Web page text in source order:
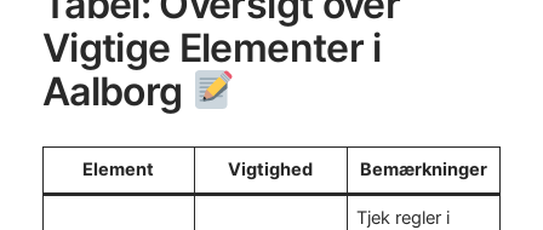
Vigtige Elementer i
Aalborg
Element Vigtighed Bemærkninger
Tjek regler i